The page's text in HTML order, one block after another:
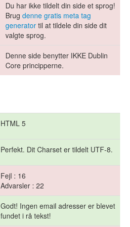
Du har ikke tildelt din side et sprog!
Brug denne gratis meta tag
generator til at tildele din side dit
valgte sprog.
Denne side benytter IKKE Dublin
Core principperne.
HTML 5
Perfekt. Dit Charset er tildelt UTF-8.
Fejl : 16
Advarsler : 22
Godt! Ingen email adresser er blevet
fundet i rå tekst!